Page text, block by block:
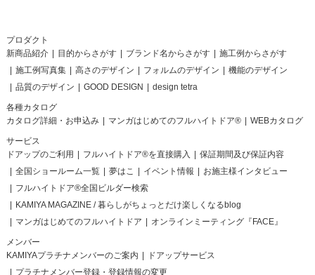
プロダクト
新商品紹介
目的からさがす ブランド名からさがす
施工例からさがす
施工例写真集
高さのデザイン フォルムのデザイン
機能のデザイン
品質のデザイン
GOOD DESIGN design tetra
各種カタログ
カタログ詳細・お申込み
マンガはじめてのフルハイトドア® WEBカタログ
サービス
ドアップのご利用
フルハイトドア®を直接購入
保証期間及び保証内容
全国ショールーム一覧
夢はこ イベント情報
お施主様インタビュー
フルハイトドア®全国ビルダー検索
KAMIYA MAGAZINE / 暮らしがちょっとだけ楽しくなるblog
マンガはじめてのフルハイトドア
オンラインミーティング『FACE』
メンバー
KAMIYAプラチナメンバーのご案内
ドアップサービス
プラチナメンバー登録・登録情報の変更